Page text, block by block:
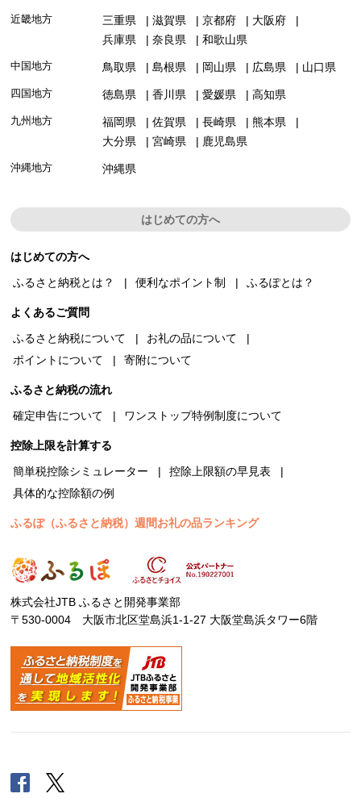
近畿地方 三重県 滋賀県 京都府
大阪府
兵庫県
奈良県 和歌山県
中国地方 鳥取県 島根県 岡山県 広島県 山口県
四国地方 徳島県 香川県 愛媛県 高知県
九州地方 福岡県 佐賀県 長崎県
熊本県
大分県
宮崎県 鹿児島県
沖縄地方 沖縄県
はじめての方へ
はじめての方へ
ふるさと納税とは？
便利なポイント制 ふるぽとは？
よくあるご質問
ふるさと納税について
お礼の品について
ポイントについて
寄附について
ふるさと納税の流れ
確定申告について
ワンストップ特例制度について
控除上限を計算する
簡単税控除シミュレーター
控除上限額の早見表
具体的な控除額の例
ふるぽ（ふるさと納税）週間お礼の品ランキング
株式会社JTB ふるさと開発事業部
〒530-0004 大阪市北区堂島浜1-1-27 大阪堂島浜タワー6階
Facebook